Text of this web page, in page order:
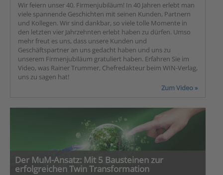
Wir feiern unser 40. Firmenjubiläum! In 40 Jahren erlebt man
viele spannende Geschichten mit seinen Kunden, Partnern
und Kollegen. Wir sind dankbar, so viele tolle Momente in
den letzten vier Jahrzehnten erlebt haben zu dürfen. Umso
mehr freut es uns, dass unsere Kunden und
Geschäftspartner an uns gedacht haben und uns zu
unserem Firmenjubiläum gratuliert haben. Erfahren Sie im
Video, was Rainer Trummer, Chefredakteur beim WIN-Verlag,
uns zu sagen hat!
Zum Video »
Der MuM-Ansatz: Mit 5 Bausteinen zur
erfolgreichen Twin Transformation